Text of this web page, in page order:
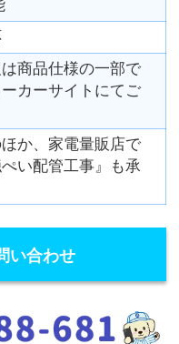
商品仕様の一部で
カーサイトにてご
か、家電量販店で
い配管工事』も承
い合わせ